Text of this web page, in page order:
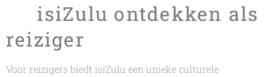
🌍 isiZulu ontdekken als
reiziger
Voor reizigers biedt isiZulu een unieke culturele